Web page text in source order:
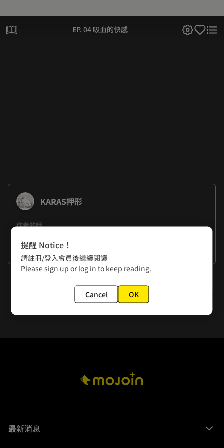
EP. 04 吸血的快感
KARAS押形
作者的話
不知道為什麼每次覺得畫吸血的場面都很快樂。大家也是最想
看這邊嗎(?(疑
看更多
EP. 05 求你再咬我一次
最新消息
提醒 Notice！
請註冊/登入會員後繼續閱讀
Please sign up or log in to keep reading.
Cancel OK